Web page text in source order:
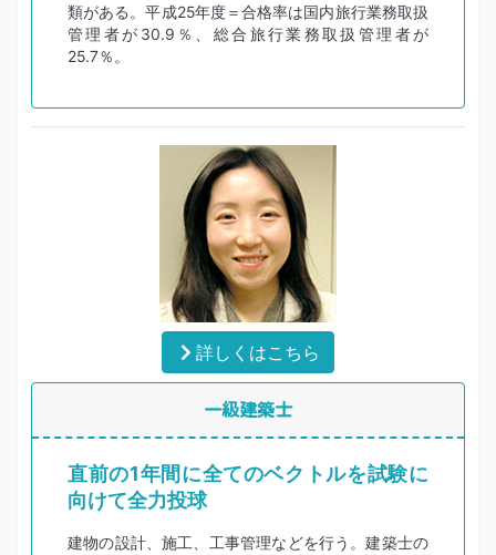
類がある。平成25年度＝合格率は国内旅行業務取扱
管理者が30.9％、総合旅行業務取扱管理者が
25.7％。
詳しくはこちら
一級建築士
直前の1年間に全てのベクトルを試験に
向けて全力投球
建物の設計、施工、工事管理などを行う。建築士の